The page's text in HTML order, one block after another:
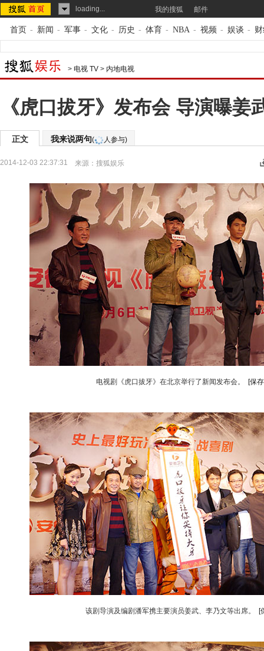
loading... 我的搜狐 邮件
首页 - 新闻 - 军事 - 文化 - 历史 - 体育 - NBA - 视频 - 娱谈 -
> 电视 TV > 内地电视
《虎口拔牙》发布会 导演曝姜
正文 我来说两句( 人参与)
2014-12-03 22:37:31 来源： 搜狐娱乐
电视剧《虎口拔牙》在北京举行了新闻发布会。 [保
该剧导演及编剧潘军携主要演员姜武、李乃文等出席。 [